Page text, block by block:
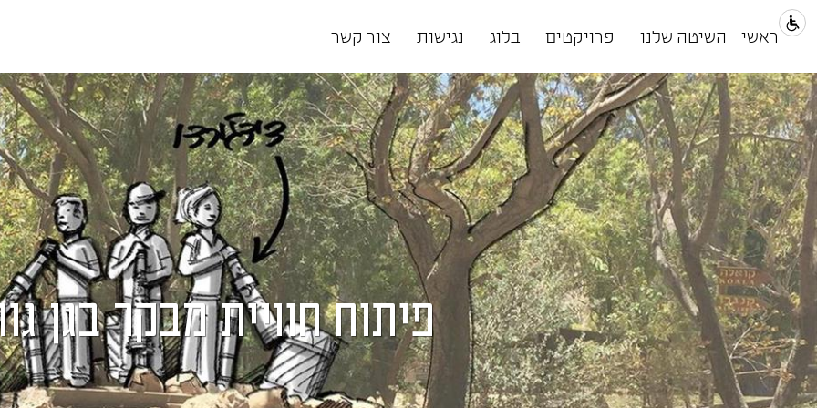
ראשי השיטה שלנו פרויקטים בלוג נגישות צור קשר
פיתוח חוויית מבקר בגן